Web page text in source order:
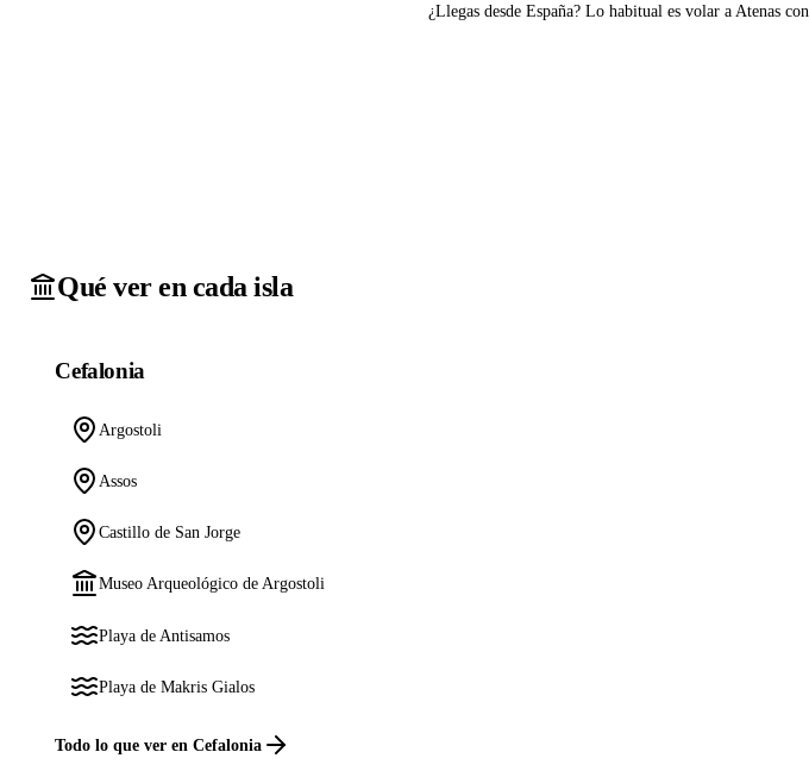
¿Llegas desde España? Lo habitual es volar a Atenas con
Qué ver en cada isla
Cefalonia
Argostoli
Assos
Castillo de San Jorge
Museo Arqueológico de Argostoli
Playa de Antisamos
Playa de Makris Gialos
Todo lo que ver en Cefalonia